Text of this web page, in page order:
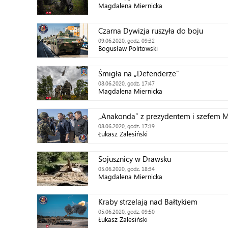
Magdalena Miernicka
Czarna Dywizja ruszyła do boju
09.06.2020, godz. 09:32
Bogusław Politowski
Śmigła na „Defenderze”
08.06.2020, godz. 17:47
Magdalena Miernicka
„Anakonda” z prezydentem i szefem
08.06.2020, godz. 17:19
Łukasz Zalesiński
Sojusznicy w Drawsku
05.06.2020, godz. 18:34
Magdalena Miernicka
Kraby strzelają nad Bałtykiem
05.06.2020, godz. 09:50
Łukasz Zalesiński